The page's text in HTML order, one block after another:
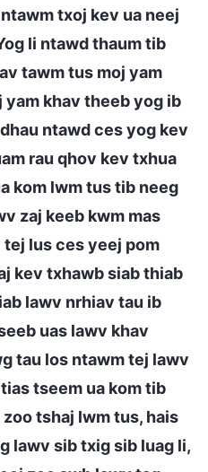
txoj kev ua neej
li ntawd thaum tib
tawm tus moj yam
yam khav theeb yog ib
ntawd ces yog kev
rau qhov kev txhua
kom lwm tus tib neeg
zaj keeb kwm mas
lus ces yeej pom
kev txhawb siab thiab
lawv nrhiav tau ib
uas lawv khav
tau los ntawm tej lawv
tseem ua kom tib
tshaj lwm tus, hais
lawv sib txig sib luag li,